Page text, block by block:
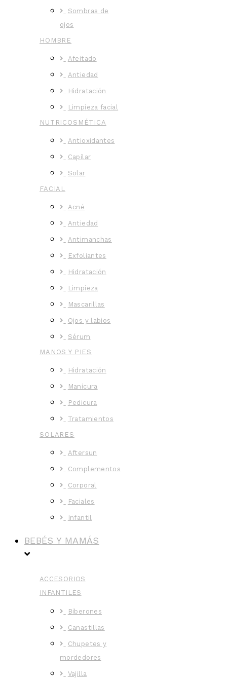
Sombras de
ojos
HOMBRE
Afeitado
Antiedad
Hidratación
Limpieza facial
NUTRICOSMÉTICA
Antioxidantes
Capilar
Solar
FACIAL
Acné
Antiedad
Antimanchas
Exfoliantes
Hidratación
Limpieza
Mascarillas
Ojos y labios
Sérum
MANOS Y PIES
Hidratación
Manicura
Pedicura
Tratamientos
SOLARES
Aftersun
Complementos
Corporal
Faciales
Infantil
BEBÉS Y MAMÁS
ACCESORIOS
INFANTILES
Biberones
Canastillas
Chupetes y
mordedores
Vajilla